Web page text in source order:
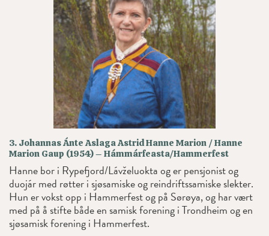
3. Johannas Ánte Aslaga Astrid Hanne Marion / Hanne
Marion Gaup (1954) – Hámmárfeasta/Hammerfest
Hanne bor i Rypefjord/Lávželuokta og er pensjonist og
duojár med røtter i sjøsamiske og reindriftssamiske slekter.
Hun er vokst opp i Hammerfest og på Sørøya, og har vært
med på å stifte både en samisk forening i Trondheim og en
sjøsamisk forening i Hammerfest.